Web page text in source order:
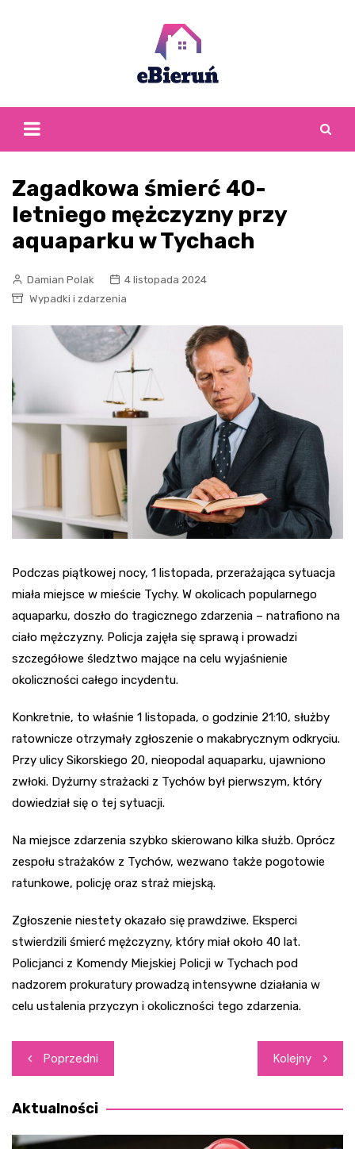
Zagadkowa śmierć 40-
letniego mężczyzny przy
aquaparku w Tychach
Damian Polak
4 listopada 2024
Wypadki i zdarzenia
Podczas piątkowej nocy, 1 listopada, przerażająca sytuacja
miała miejsce w mieście Tychy. W okolicach popularnego
aquaparku, doszło do tragicznego zdarzenia – natrafiono na
ciało mężczyzny. Policja zajęła się sprawą i prowadzi
szczegółowe śledztwo mające na celu wyjaśnienie
okoliczności całego incydentu.
Konkretnie, to właśnie 1 listopada, o godzinie 21:10, służby
ratownicze otrzymały zgłoszenie o makabrycznym odkryciu.
Przy ulicy Sikorskiego 20, nieopodal aquaparku, ujawniono
zwłoki. Dyżurny strażacki z Tychów był pierwszym, który
dowiedział się o tej sytuacji.
Na miejsce zdarzenia szybko skierowano kilka służb. Oprócz
zespołu strażaków z Tychów, wezwano także pogotowie
ratunkowe, policję oraz straż miejską.
Zgłoszenie niestety okazało się prawdziwe. Eksperci
stwierdzili śmierć mężczyzny, który miał około 40 lat.
Policjanci z Komendy Miejskiej Policji w Tychach pod
nadzorem prokuratury prowadzą intensywne działania w
celu ustalenia przyczyn i okoliczności tego zdarzenia.
Nawigacja
wpisu
Poprzedni Kolejny
Aktualności